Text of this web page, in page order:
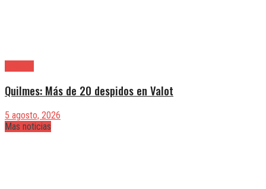
Quilmes: Más de 20 despidos en Valot
5 agosto, 2026
Mas noticias